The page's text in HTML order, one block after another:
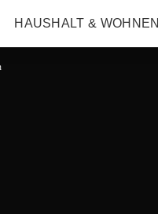
HAUSHALT & WOHNEN